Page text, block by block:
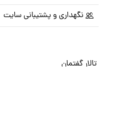
نگهداری و پشتیبانی سایت
تالار گفتمان